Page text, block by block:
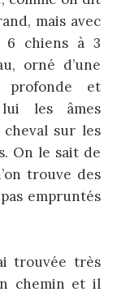
mais avec
6 chiens à 3
orné d’une
et
les âmes
sur les
On le sait de
trouve des
empruntés
trouvée très
chemin et il